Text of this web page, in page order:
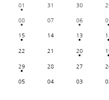
30
31
01
06
07
08
13
14
15
20
21
22
27
28
29
03
04
05